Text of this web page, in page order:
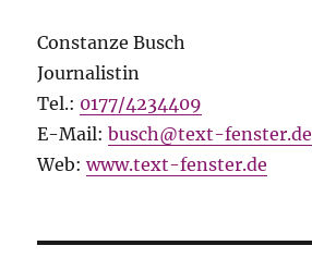
Constanze Busch
Journalistin
Tel.: 0177/4234409
E-Mail:busch@text-fenster.de
Web:www.text-fenster.de